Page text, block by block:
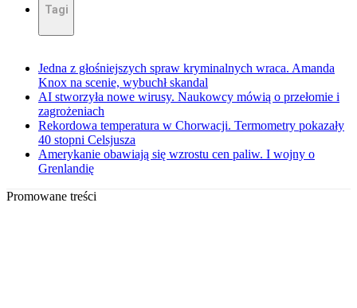
Tagi
Jedna z głośniejszych spraw kryminalnych wraca. Amanda
Knox na scenie, wybuchł skandal
AI stworzyła nowe wirusy. Naukowcy mówią o przełomie i
zagrożeniach
Rekordowa temperatura w Chorwacji. Termometry pokazały
40 stopni Celsjusza
Amerykanie obawiają się wzrostu cen paliw. I wojny o
Grenlandię
Promowane treści